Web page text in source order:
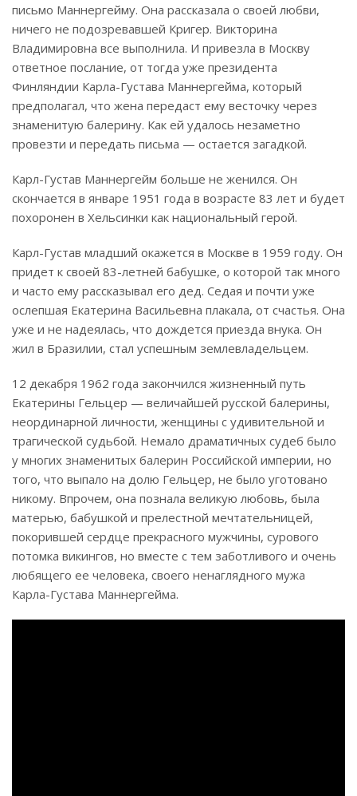
письмо Маннергейму. Она рассказала о своей любви,
ничего не подозревавшей Кригер. Викторина
Владимировна все выполнила. И привезла в Москву
ответное послание, от тогда уже президента
Финляндии Карла-Густава Маннергейма, который
предполагал, что жена передаст ему весточку через
знаменитую балерину. Как ей удалось незаметно
провезти и передать письма — остается загадкой.
Карл-Густав Маннергейм больше не женился. Он
скончается в январе 1951 года в возрасте 83 лет и будет
похоронен в Хельсинки как национальный герой.
Карл-Густав младший окажется в Москве в 1959 году. Он
придет к своей 83-летней бабушке, о которой так много
и часто ему рассказывал его дед. Седая и почти уже
ослепшая Екатерина Васильевна плакала, от счастья. Она
уже и не надеялась, что дождется приезда внука. Он
жил в Бразилии, стал успешным землевладельцем.
12 декабря 1962 года закончился жизненный путь
Екатерины Гельцер — величайшей русской балерины,
неординарной личности, женщины с удивительной и
трагической судьбой. Немало драматичных судеб было
у многих знаменитых балерин Российской империи, но
того, что выпало на долю Гельцер, не было уготовано
никому. Впрочем, она познала великую любовь, была
матерью, бабушкой и прелестной мечтательницей,
покорившей сердце прекрасного мужчины, сурового
потомка викингов, но вместе с тем заботливого и очень
любящего ее человека, своего ненаглядного мужа
Карла-Густава Маннергейма.